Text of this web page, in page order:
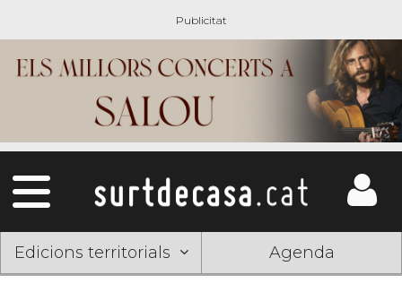
Edicions territorials Agenda